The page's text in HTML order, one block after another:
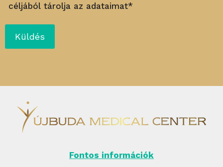
céljából tárolja az adataimat*
Fontos információk